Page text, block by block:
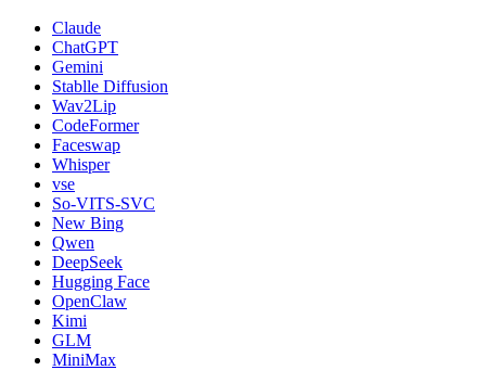
Claude
ChatGPT
Gemini
Stablle Diffusion
Wav2Lip
CodeFormer
Faceswap
Whisper
vse
So-VITS-SVC
New Bing
Qwen
DeepSeek
Hugging Face
OpenClaw
Kimi
GLM
MiniMax